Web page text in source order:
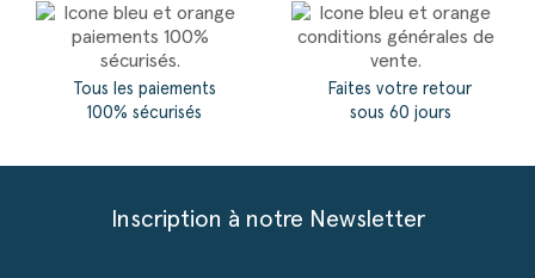
Tous les paiements
100% sécurisés
Faites votre retour
sous 60 jours
Inscription à notre Newsletter